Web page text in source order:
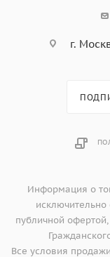
г.
Информация о
публичной
Все условия